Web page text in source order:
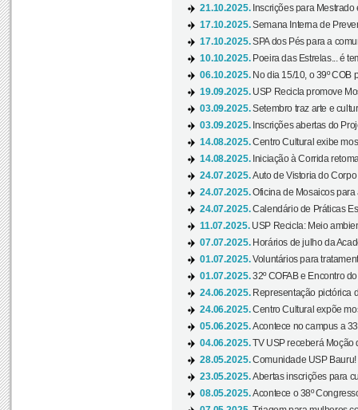
21.10.2025. Inscrições para
17.10.2025.Semana Interna de
17.10.2025.SPA dos Pés para a
10.10.2025. Poeira das Estrelas... é
06.10.2025. No dia 15/10, o 39º COB
19.09.2025. USP Recicla promove
03.09.2025.Setembro traz arte e
03.09.2025. Inscrições abertas do
14.08.2025.Centro Cultural exibe
14.08.2025. Iniciação à Corrida
24.07.2025.Auto de Vistoria do
24.07.2025.Oficina de Mosaicos
24.07.2025.Calendário de Práticas
11.07.2025. USP Recicla: Meio
07.07.2025. Horários de julho da
01.07.2025.Voluntários para
01.07.2025.32º COFAB e Encontro
24.06.2025. Representação pictórica
24.06.2025.Centro Cultural expõe
05.06.2025.Acontece no campus a
04.06.2025.TV USP receberá Moção
28.05.2025.Comunidade USP Bauru!
23.05.2025.Abertas inscrições para
08.05.2025.Acontece o 38º